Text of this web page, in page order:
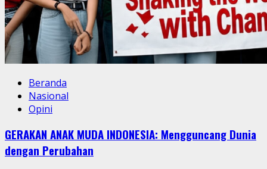
Beranda
Nasional
Opini
GERAKAN ANAK MUDA INDONESIA: Mengguncang Dunia
dengan Perubahan